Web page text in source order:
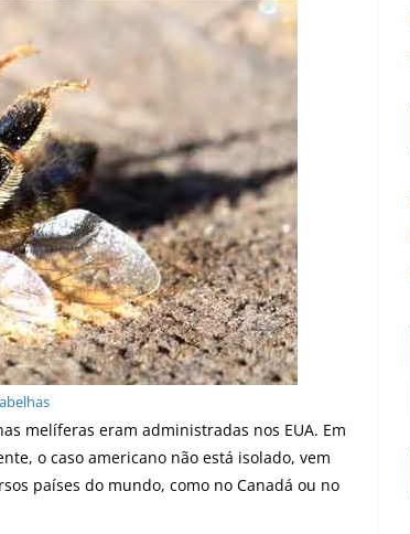
melíferas eram administradas nos EUA. Em
o caso americano não está isolado, vem
países do mundo, como no Canadá ou no